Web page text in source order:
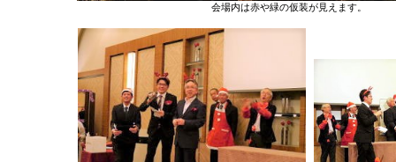
会場内は赤や緑の仮装が見えます。